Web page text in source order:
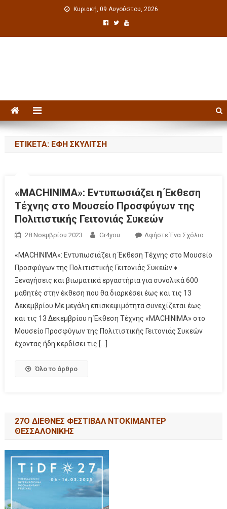
Κυριακή, 09 Αυγούστου, 2026
ΕΤΙΚΈΤΑ: ΈΦΗ ΣΚΥΛΊΤΣΗ
«MACHINIMA»: Εντυπωσιάζει η Έκθεση
Τέχνης στο Μουσείο Προσφύγων της
Πολιτιστικής Γειτονιάς Συκεών
28 Νοεμβρίου 2023 Gr4you Αφήστε Ένα Σχόλιο
«MACHINIMA»: Εντυπωσιάζει η Έκθεση Τέχνης στο Μουσείο
Προσφύγων της Πολιτιστικής Γειτονιάς Συκεών ♦
Ξεναγήσεις και βιωματικά εργαστήρια για συνολικά 600
μαθητές στην έκθεση που θα διαρκέσει έως και τις 13
Δεκεμβρίου Με μεγάλη επισκεψιμότητα συνεχίζεται έως
και τις 13 Δεκεμβρίου η Έκθεση Τέχνης «MACHINIMA» στο
Μουσείο Προσφύγων της Πολιτιστικής Γειτονιάς Συκεών
έχοντας ήδη κερδίσει τις […]
Όλο το άρθρο
27Ο ΔΙΕΘΝΕΣ ΦΕΣΤΙΒΑΛ ΝΤΟΚΙΜΑΝΤΕΡ
ΘΕΣΣΑΛΟΝΙΚΗΣ